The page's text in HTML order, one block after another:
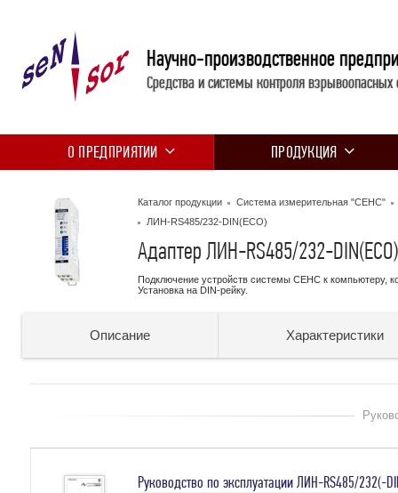
Научно-производственное
Средства и системы контроля взрывоопасных
О ПРЕДПРИЯТИИ ПРОДУКЦИЯ
Каталог продукции
Система измерительная "СЕНС"
ЛИН-RS485/232-DIN(ECO)
Адаптер ЛИН-RS485/232-DIN(ECO)
Подключение устройств системы СЕНС к компьютеру,
Установка на DIN-рейку.
Описание Характеристики
Руководство по эксплуатации ЛИН-RS485/232(-